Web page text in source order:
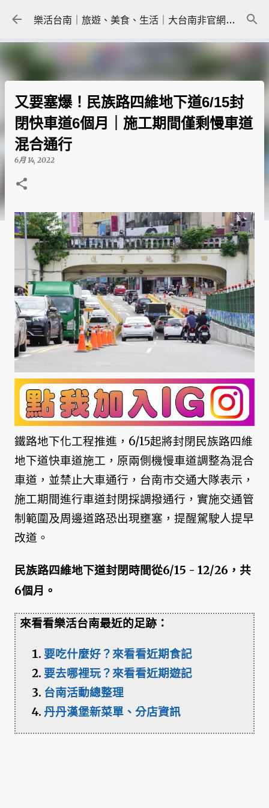
跳到主要內容 樂活台南｜旅遊、美食、生活｜大台南非官網｜tainanlohas.cc
又要塞爆！民族路四維地下道6/15封
閉快車道6個月｜施工期間僅剩慢車道
混合通行
6月 14, 2022
鐵路地下化工程推進，6/15起將封閉民族路四維
地下道快車道施工，原兩側機慢車道調整為混合
車道，並禁止大車通行，台南市交通大隊表示，
施工期間進行車道封閉採調撥通行，實施交通管
制範圍及周邊道路恐出現壅塞，提醒駕駛人提早
改道。
民族路四維地下道封閉時間從6/15 - 12/26，共
6個月。
來看看樂活台南最近的足跡：
要吃什麼好？來看看近期食記
要去哪裡玩？來看看近期遊記
台南活動總整理
丹丹漢堡新菜單、分店資訊